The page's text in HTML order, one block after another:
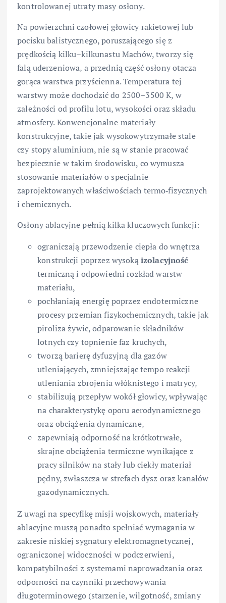
kontrolowanej utraty masy osłony.
Na powierzchni czołowej głowicy rakietowej lub
pocisku balistycznego, poruszającego się z
prędkością kilku–kilkunastu Machów, tworzy się
falą uderzeniowa, a przednią część osłony otacza
gorąca warstwa przyścienna. Temperatura tej
warstwy może dochodzić do 2500–3500 K, w
zależności od profilu lotu, wysokości oraz składu
atmosfery. Konwencjonalne materiały
konstrukcyjne, takie jak wysokowytrzymałe stale
czy stopy aluminium, nie są w stanie pracować
bezpiecznie w takim środowisku, co wymusza
stosowanie materiałów o specjalnie
zaprojektowanych właściwościach termo‑fizycznych
i chemicznych.
Osłony ablacyjne pełnią kilka kluczowych funkcji:
ograniczają przewodzenie ciepła do wnętrza
konstrukcji poprzez wysokąizolacyjność
termiczną i odpowiedni rozkład warstw
materiału,
pochłaniają energię poprzez endotermiczne
procesy przemian fizykochemicznych, takie jak
piroliza żywic, odparowanie składników
lotnych czy topnienie faz kruchych,
tworzą barierę dyfuzyjną dla gazów
utleniających, zmniejszając tempo reakcji
utleniania zbrojenia włóknistego i matrycy,
stabilizują przepływ wokół głowicy, wpływając
na charakterystykę oporu aerodynamicznego
oraz obciążenia dynamiczne,
zapewniają odporność na krótkotrwałe,
skrajne obciążenia termiczne wynikające z
pracy silników na stały lub ciekły materiał
pędny, zwłaszcza w strefach dysz oraz kanałów
gazodynamicznych.
Z uwagi na specyfikę misji wojskowych, materiały
ablacyjne muszą ponadto spełniać wymagania w
zakresie niskiej sygnatury elektromagnetycznej,
ograniczonej widoczności w podczerwieni,
kompatybilności z systemami naprowadzania oraz
odporności na czynniki przechowywania
długoterminowego (starzenie, wilgotność, zmiany